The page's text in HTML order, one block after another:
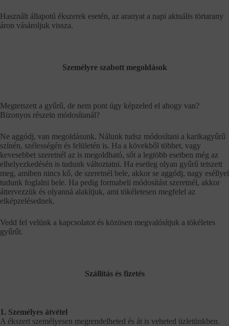
Használt állapotú ékszerek esetén, az aranyat a napi aktuális törtarany
áron vásároljuk vissza.
Személyre szabott megoldások
Megtetszett a gyűrű, de nem pont úgy képzeled el ahogy van?
Bizonyos részein módosítanál?
Ne aggódj, van megoldásunk. Nálunk tudsz módosítani a karikagyűrű
színén, szélességén és felületén is. Ha a kövekből többet, vagy
kevesebbet szeretnél az is megoldható, sőt a legtöbb esetben még az
elhelyezkedésén is tudunk változtatni. Ha esetleg olyan gyűrű tetszett
meg, amiben nincs kő, de szeretnél bele, akkor se aggódj, nagy eséllyel
tudunk foglalni bele. Ha pedig formabeli módosítást szeretnél, akkor
áttervezzük és olyanná alakítjuk, ami tökéletesen megfelel az
elképzelésednek.
Vedd fel velünk a kapcsolatot és közösen megvalósítjuk a tökéletes
gyűrűt.
Szállítás és fizetés
1. Személyes átvétel
A ékszert személyesen megrendelheted és át is veheted üzletünkben.